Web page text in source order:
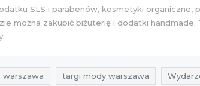
SLS i parabenów, kosmetyki
można zakupić biżuterię i dodatki
warszawa targi mody warszawa